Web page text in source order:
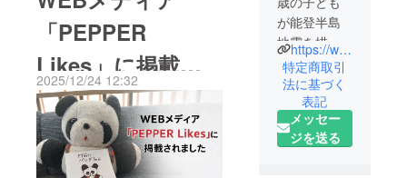
せていただきたいと思いま
す。（※個人や自治体が特定
されないよう、一部表現を
伏せています）⸻拝啓
寒冷の候、ますますご清栄
のこととお慶び申し上げま
す。このたびは、絵本『門
「PEPPER
Likes」に掲載さ
れました
2025/12/24 12:32
が能登半島
地震を描い
た絵本「門
前のパンダ
ちゃん」を
通じて、地
震の風化を
https://www.instagram.com/monzen_panda?igsh=MmpvYnpqMWdtdGVk&utm_source=qr
特定商取引
法に基づく
表記
メッセー
ジを送る